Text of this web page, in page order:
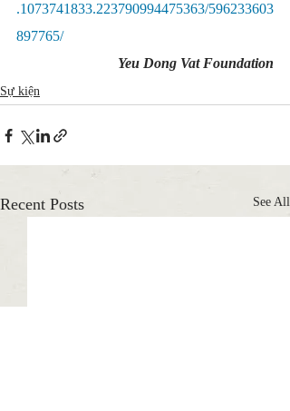
.1073741833.223790994475363/596233603
897765/
Yeu Dong Vat Foundation
Sự kiện
Recent Posts See All